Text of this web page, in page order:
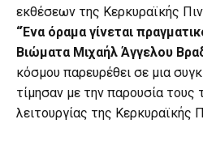
εκθέσεων της Κερκυραϊκής
“Ένα όραμα γίνεται
Βιώματα Μιχαήλ Άγγελου
κόσμου παρευρέθει σε μια
τίμησαν με την παρουσία τους
λειτουργίας της Κερκυραϊκής